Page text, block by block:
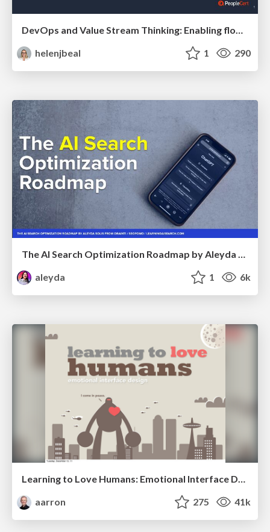
DevOps and Value Stream Thinking: Enabling flow, efficiency and business value
helenjbeal
1 290
The AI Search Optimization Roadmap by Aleyda Solis
aleyda
1 6k
Learning to Love Humans: Emotional Interface Design
aarron
275 41k